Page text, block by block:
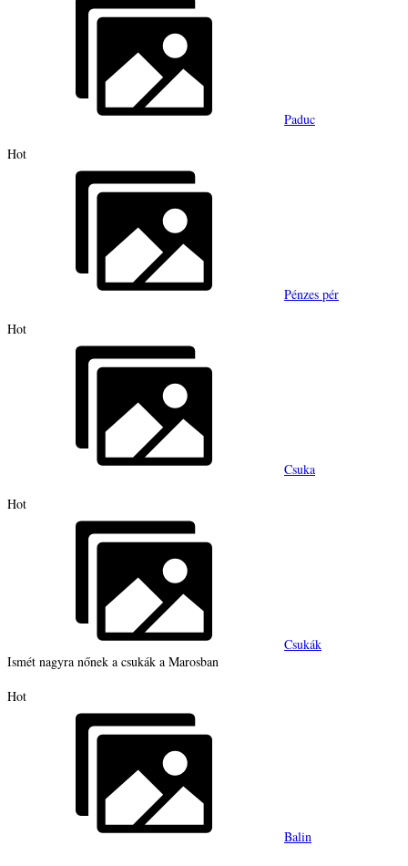
Paduc
Hot
Pénzes pér
Hot
Csuka
Hot
Csukák
Ismét nagyra nőnek a csukák a Marosban
Hot
Balin